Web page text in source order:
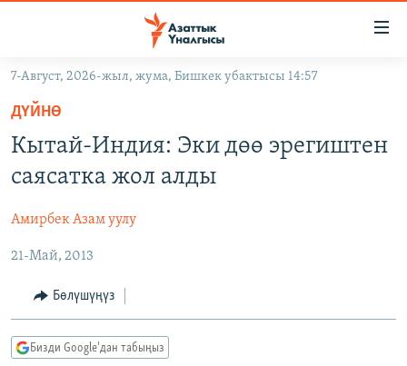
Навигацияга
өтүңүз
Издөөгө
салыңыз
ЖАҢЫЛЫКТАР
ЭКОНОМИКА
МАДАНИЯТ
БОРБОР АЗИЯ
АТАЙЫН ИЛИКТӨӨ
ТВ ПРОГРАММАЛАР
БҮГҮН АЗАТТЫКТА
БИЗ ЖАНА ДҮЙНӨ
ПОДКАСТ
ӨЗГӨЧӨ ПИКИР
7-Август, 2026-жыл, жума, Бишкек убактысы 14:57
ДҮЙНӨ
Кытай-Индия: Эки дөө эрегиштен
саясатка жол алды
Амирбек Азам уулу
21-Май, 2013
Бөлүшүңүз
Бизди Google'дан табыңыз